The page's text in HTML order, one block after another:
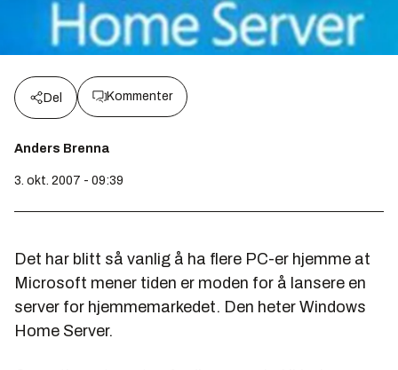
Del Kommenter
Anders Brenna
3. okt. 2007 - 09:39
Det har blitt så vanlig å ha flere PC-er hjemme at
Microsoft mener tiden er moden for å lansere en
server for hjemmemarkedet. Den heter Windows
Home Server.